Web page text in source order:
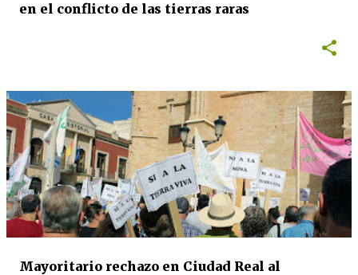
en el conflicto de las tierras raras
Mayoritario rechazo en Ciudad Real al